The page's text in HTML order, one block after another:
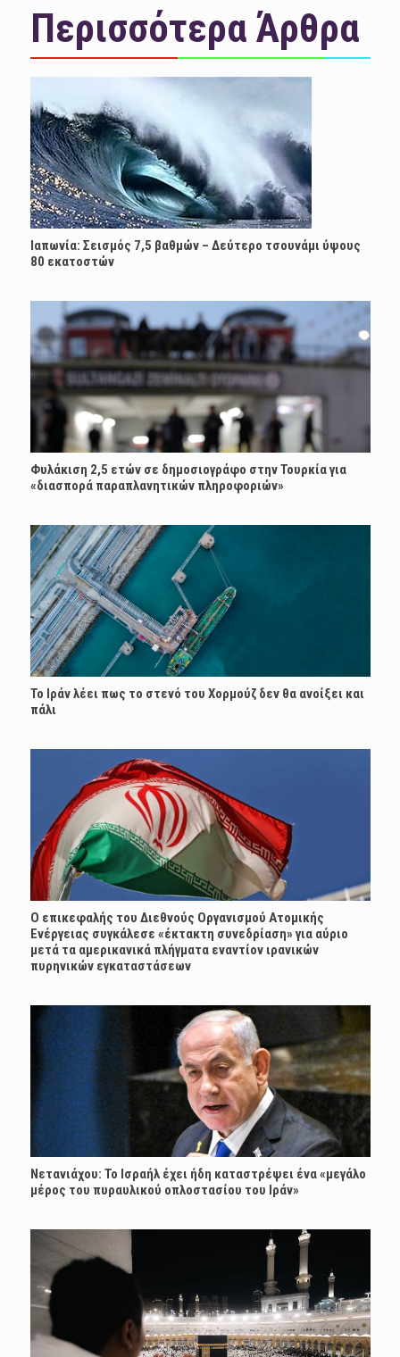
Περισσότερα Άρθρα
Ιαπωνία: Σεισμός 7,5 βαθμών – Δεύτερο τσουνάμι ύψους
80 εκατοστών
Φυλάκιση 2,5 ετών σε δημοσιογράφο στην Τουρκία για
«διασπορά παραπλανητικών πληροφοριών»
Το Ιράν λέει πως το στενό του Χορμούζ δεν θα ανοίξει και
πάλι
Ο επικεφαλής του Διεθνούς Οργανισμού Ατομικής
Ενέργειας συγκάλεσε «έκτακτη συνεδρίαση» για αύριο
μετά τα αμερικανικά πλήγματα εναντίον ιρανικών
πυρηνικών εγκαταστάσεων
Νετανιάχου: Το Ισραήλ έχει ήδη καταστρέψει ένα «μεγάλο
μέρος του πυραυλικού οπλοστασίου του Ιράν»